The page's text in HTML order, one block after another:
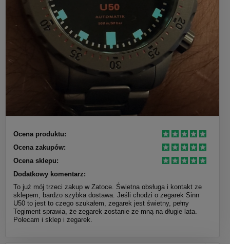
Ocena produktu:
Ocena zakupów:
Ocena sklepu:
Dodatkowy komentarz:
To już mój trzeci zakup w Zatoce. Świetna obsługa i kontakt ze
sklepem, bardzo szybka dostawa. Jeśli chodzi o zegarek Sinn
U50 to jest to czego szukałem, zegarek jest świetny, pełny
Tegiment sprawia, że zegarek zostanie ze mną na długie lata.
Polecam i sklep i zegarek.